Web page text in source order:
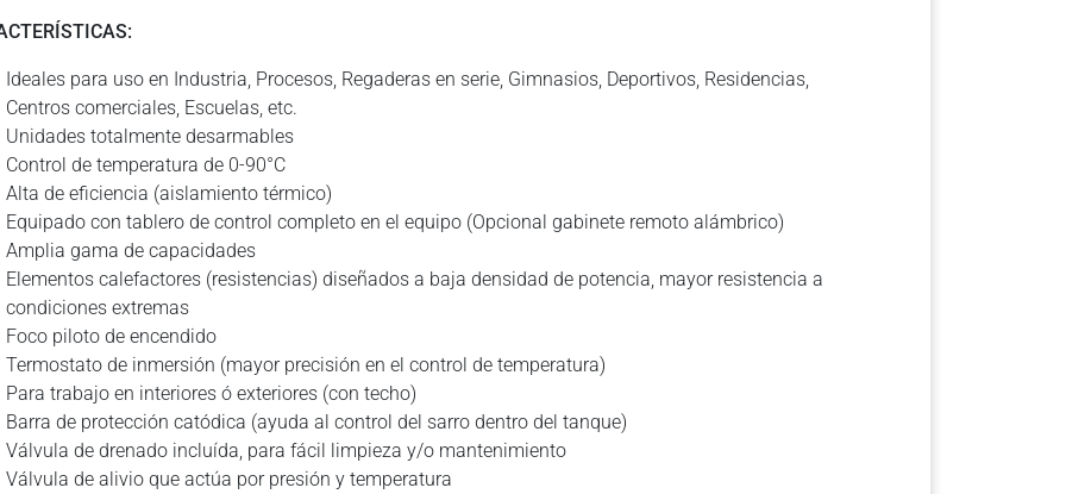
Ideales para uso en Industria, Procesos, Regaderas en serie, Gimnasios, Deportivos, Residencias,
Centros comerciales, Escuelas, etc.
Unidades totalmente desarmables
Control de temperatura de 0-90°C
Alta de eficiencia (aislamiento térmico)
Equipado con tablero de control completo en el equipo (Opcional gabinete remoto alámbrico)
Amplia gama de capacidades
Elementos calefactores (resistencias) diseñados a baja densidad de potencia, mayor resistencia a
condiciones extremas
Foco piloto de encendido
Termostato de inmersión (mayor precisión en el control de temperatura)
Para trabajo en interiores ó exteriores (con techo)
Barra de protección catódica (ayuda al control del sarro dentro del tanque)
Válvula de drenado incluída, para fácil limpieza y/o mantenimiento
Válvula de alivio que actúa por presión y temperatura